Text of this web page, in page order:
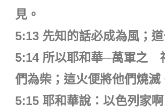
見。
5:13 先知的話必成為風；
5:14 所以耶和華─萬軍之
們為柴；這火便將他們燒滅
5:15 耶和華說：以色列家